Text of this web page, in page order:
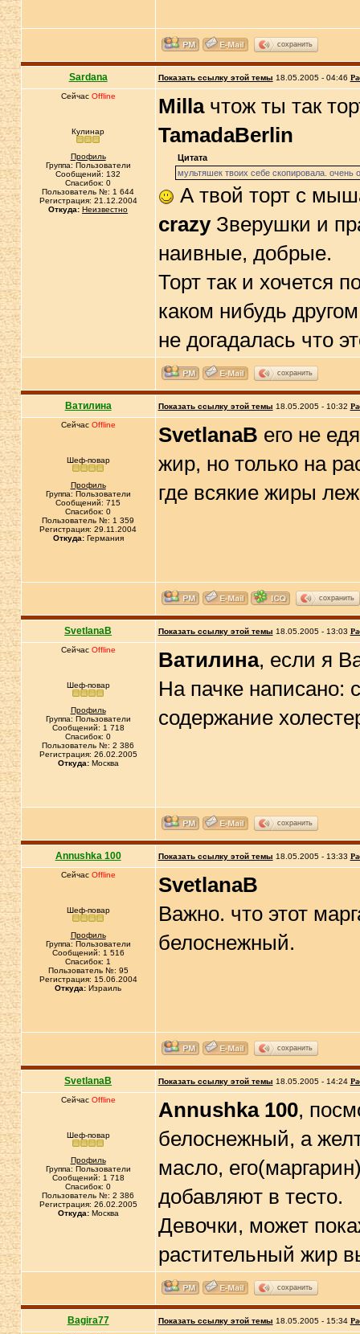
сохранить
Sardana Показать ссылку этой темы 18.05.2005 - 04:46
Сейчас Offline
Кулинар
Профиль
Группа: Пользователи
Сообщений: 132
Спасибок: 0
Пользователь №: 1 644
Регистрация: 21.12.2004
Откуда: Неизвестно
Millaчтож ты так
TamadaBerlin
Цитата
мультяшек твоих себе скопировала.
А твой торт с
crazyЗверушки и
наивные, добрые.
Торт так и хочется
каком нибудь
не догадалась что
сохранить
Ватилина Показать ссылку этой темы 18.05.2005 - 10:32
Сейчас Offline
Шеф-повар
Профиль
Группа: Пользователи
Сообщений: 715
Спасибок: 0
Пользователь №: 1 359
Регистрация: 29.11.2004
Откуда:Германия
SvetlanaB его не
жир, но только на
где всякие жиры
сохранить
SvetlanaB Показать ссылку этой темы 18.05.2005 - 13:03
Сейчас Offline
Шеф-повар
Профиль
Группа: Пользователи
Сообщений: 1 718
Спасибок: 0
Пользователь №: 2 386
Регистрация: 26.02.2005
Откуда:Москва
Ватилина, если я
На пачке написано:
содержание
сохранить
Annushka 100 Показать ссылку этой темы 18.05.2005 - 13:33
Сейчас Offline
Шеф-повар
Профиль
Группа: Пользователи
Сообщений: 1 516
Спасибок: 1
Пользователь №: 95
Регистрация: 15.06.2004
Откуда: Израиль
SvetlanaB
Важно. что этот
белоснежный.
сохранить
SvetlanaB Показать ссылку этой темы 18.05.2005 - 14:24
Сейчас Offline
Шеф-повар
Профиль
Группа: Пользователи
Сообщений: 1 718
Спасибок: 0
Пользователь №: 2 386
Регистрация: 26.02.2005
Откуда:Москва
Annushka 100,
белоснежный, а
масло,
добавляют в тесто.
Девочки, может
растительный жир
сохранить
Bagira77 Показать ссылку этой темы 18.05.2005 - 15:34